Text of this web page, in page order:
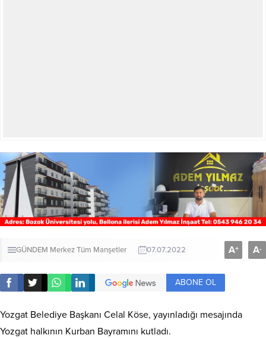
GÜNDEM MerkezTüm Manşetler 07.07.2022 A+ A-
ABONE OL
Yozgat Belediye Başkanı Celal Köse, yayınladığı mesajında
Yozgat halkının Kurban Bayramını kutladı.